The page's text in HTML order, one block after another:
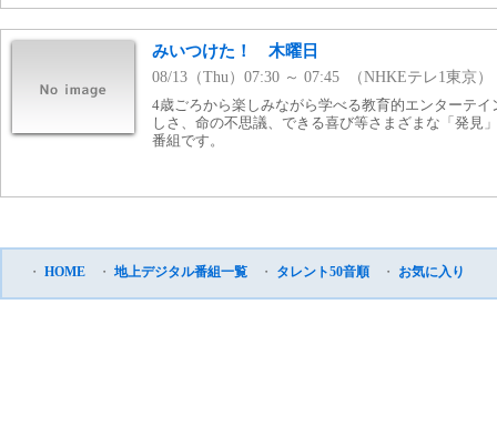
みいつけた！ 木曜日
08/13（Thu）07:30 ～ 07:45 （NHKEテレ1東京）
4歳ごろから楽しみながら学べる教育的エンターテ
しさ、命の不思議、できる喜び等さまざまな「発見
番組です。
・ HOME ・ 地上デジタル番組一覧 ・ タレント50音順 ・ お気に入り